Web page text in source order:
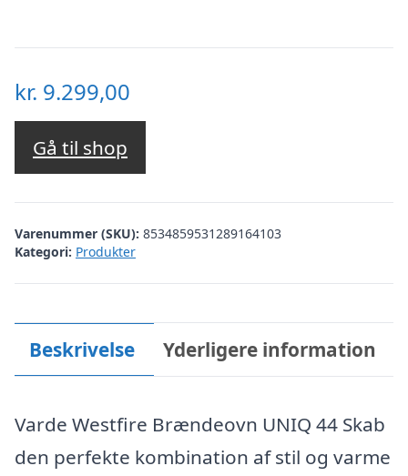
kr. 9.299,00
Gå til shop
Varenummer (SKU): 8534859531289164103
Kategori: Produkter
Beskrivelse Yderligere information
Varde Westfire Brændeovn UNIQ 44 Skab
den perfekte kombination af stil og varme